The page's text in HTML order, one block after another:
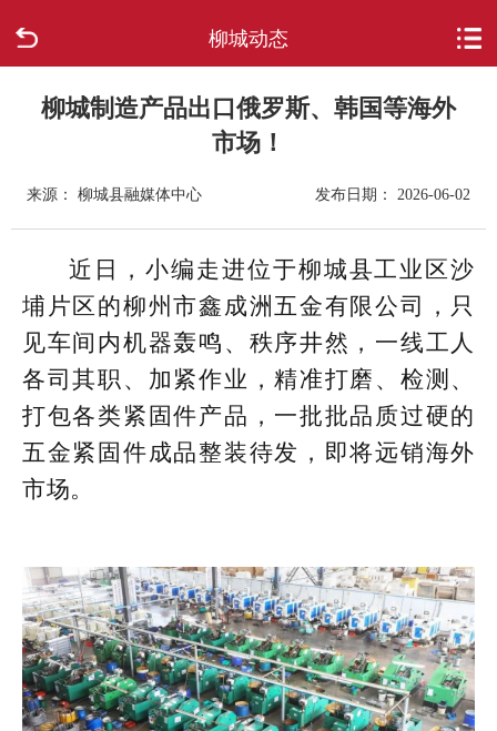
柳城动态
走进柳城
政府信息公开
网上办事
互动回应
数据专题
柳城制造产品出口俄罗斯、韩国等海外
市场！
来源： 柳城县融媒体中心 发布日期： 2026-06-02
近日，小编走进位于柳城县工业区沙
埔片区的柳州市鑫成洲五金有限公司，只
见车间内机器轰鸣、秩序井然，一线工人
各司其职、加紧作业，精准打磨、检测、
打包各类紧固件产品，一批批品质过硬的
五金紧固件成品整装待发，即将远销海外
市场。